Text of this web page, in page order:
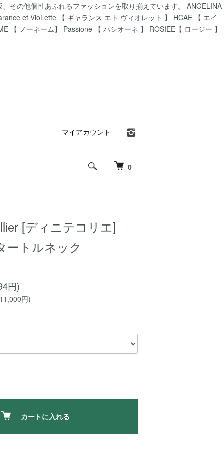
その他個性あふれるファッションを取り揃えています。 ANGELINA
et VioLette 【 ギャランス エト ヴィオレット 】 HCAE 【 エイ
【 ノーネーム】 Passione 【 パシオーネ 】 ROSIEE【 ロージー 】
0
マイアカウント
[ディニテコリエ]
ートルネック
円)
円)
カートに入れる